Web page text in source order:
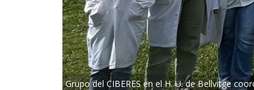
Grupo del CIBERES en el H. U. de Bellvitge